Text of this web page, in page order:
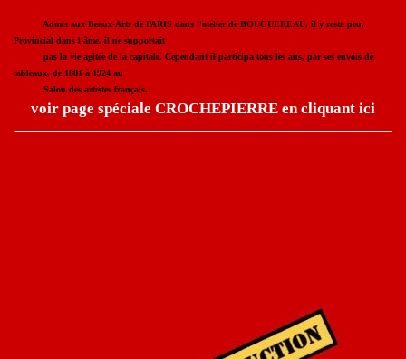
Admis aux Beaux-Arts de PARIS dans l'atelier de BOUGUEREAU, il y resta peu.
Provincial dans l'âme, il ne supportait
pas la vie agitée de la capitale. Cependant il participa tous les ans, par ses envois de
tableaux, de 1881 à 1924 au
Salon des artistes français.
voir page spéciale CROCHEPIERRE en cliquant ici